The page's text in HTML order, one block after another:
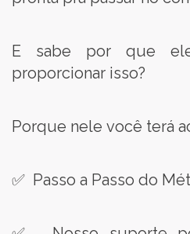
E sabe por que
proporcionar isso?
Porque nele você terá
✅ Passo a Passo do